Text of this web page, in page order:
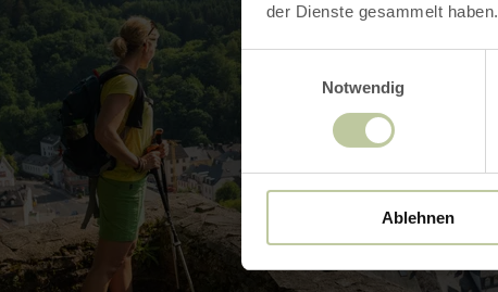
der Dienste gesammelt haben.
Notwendig
Ablehnen